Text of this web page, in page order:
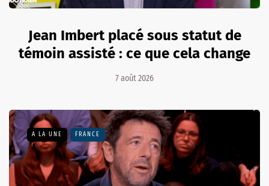
Jean Imbert placé sous statut de
témoin assisté : ce que cela change
7 août 2026
A LA UNE FRANCE